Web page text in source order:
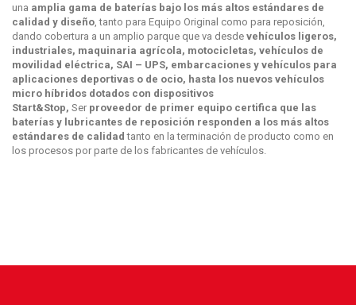
una amplia gama de baterías bajo los más altos estándares de
calidad y diseño, tanto para Equipo Original como para reposición,
dando cobertura a un amplio parque que va desde vehículos ligeros,
industriales, maquinaria agrícola, motocicletas, vehículos de
movilidad eléctrica, SAI – UPS, embarcaciones y vehículos para
aplicaciones deportivas o de ocio, hasta los nuevos vehículos
micro híbridos dotados con dispositivos
Start&Stop, Ser proveedor de primer equipo certifica que las
baterías y lubricantes de reposición responden a los más altos
estándares de calidad tanto en la terminación de producto como en
los procesos por parte de los fabricantes de vehículos.